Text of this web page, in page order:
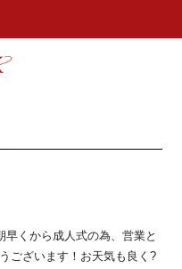
早くから成人式の為、営業と
ございます！お天気も良く?